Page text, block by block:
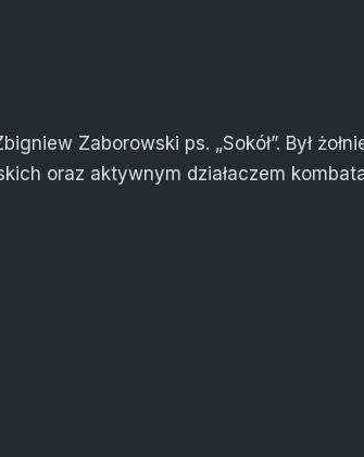
Zaborowski ps. „Sokół”. Był
oraz aktywnym działaczem